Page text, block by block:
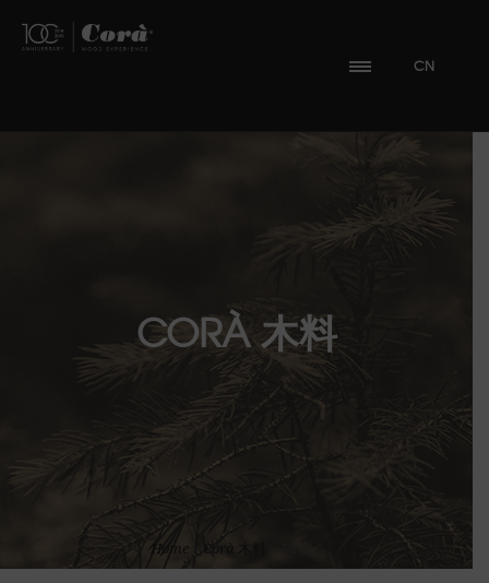
CN
CORÀ 木料
Home» Corà 木料